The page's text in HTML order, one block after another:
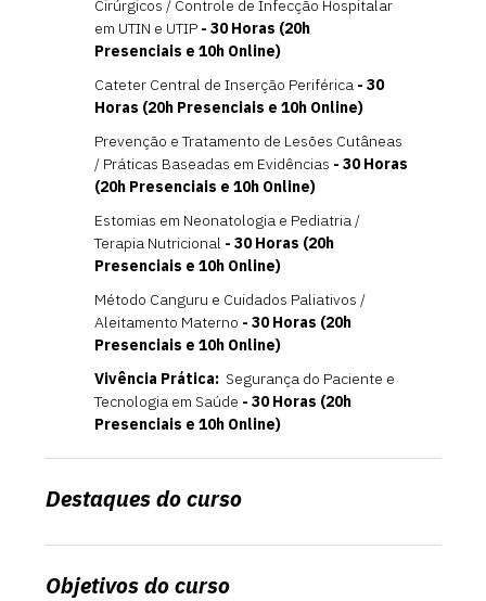
Cirúrgicos / Controle de Infecção Hospitalar
em UTIN e UTIP - 30 Horas (20h
Presenciais e 10h Online)
Cateter Central de Inserção Periférica - 30
Horas (20h Presenciais e 10h Online)
Prevenção e Tratamento de Lesões Cutâneas
/ Práticas Baseadas em Evidências - 30 Horas
(20h Presenciais e 10h Online)
Estomias em Neonatologia e Pediatria /
Terapia Nutricional - 30 Horas (20h
Presenciais e 10h Online)
Método Canguru e Cuidados Paliativos /
Aleitamento Materno - 30 Horas (20h
Presenciais e 10h Online)
Vivência Prática: Segurança do Paciente e
Tecnologia em Saúde - 30 Horas (20h
Presenciais e 10h Online)
Destaques do curso
Objetivos do curso